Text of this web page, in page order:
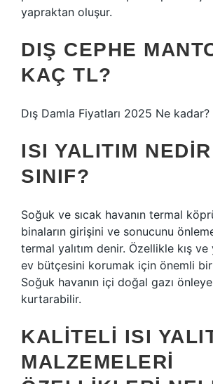
yapraktan oluşur.
DIŞ CEPHE
KAÇ TL?
Dış Damla Fiyatları 2025 Ne kadar?
ISI YALITIM
SINIF?
Soğuk ve sıcak havanın termal
binaların girişini ve sonucunu
termal yalıtım denir. Özellikle kış ve
ev bütçesini korumak için önemli bir
Soğuk havanın içi doğal gazı
kurtarabilir.
KALITELI ISI
MALZEMELERI